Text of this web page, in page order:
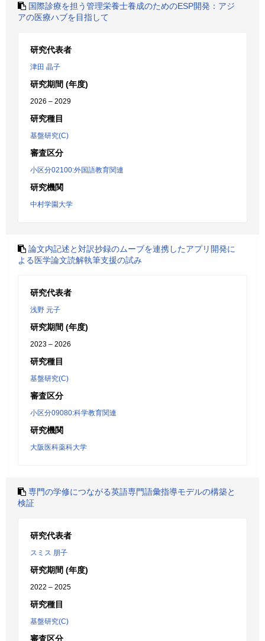
国際診療を担う管理栄養士養成のためのESP開発：アジ
アの医療ハブを目指して
研究代表者
津田 晶子
研究期間 (年度)
2026 – 2029
研究種目
基盤研究(C)
審査区分
小区分02100:外国語教育関連
研究機関
中村学園大学
論文内記述と対訳抄録のムーブを連携したアプリ開発に
よる医学論文読解執筆支援の試み
研究代表者
浅野 元子
研究期間 (年度)
2023 – 2026
研究種目
基盤研究(C)
審査区分
小区分09080:科学教育関連
研究機関
大阪医科薬科大学
専門の学修につながる英語専門語彙指導モデルの構築と
検証
研究代表者
スミス 朋子
研究期間 (年度)
2022 – 2025
研究種目
基盤研究(C)
審査区分